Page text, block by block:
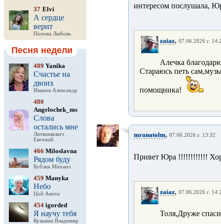
37 Elvi
А сердце
верит
Попова Любовь
Песня недели
489 Yanika
Счастье на
двоих
Иванов Александр
480
Angelochek_ms
Слова
остались мне
Литвинкович
Евгений
466 Miloslavna
Рядом буду
Бублик Михаил
459 Manyka
Небо
Цой Анита
454 igorded
Я научу тебя
Кузьмин Владимир
интересом послушала,
zaiaz, 07.06.2026 г.
Алечка
Стараюсь петь
помощника!
mranatolm, 07.06.2026 г. 13:32
Привет Юра !!!!!!!!!!!!
zaiaz, 07.06.2026 г.
Толя,Друже